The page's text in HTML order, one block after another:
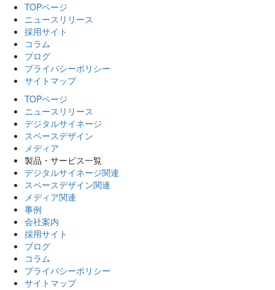
TOPページ
ニュースリリース
採用サイト
コラム
ブログ
プライバシーポリシー
サイトマップ
TOPページ
ニュースリリース
デジタルサイネージ
スペースデザイン
メディア
製品・サービス一覧
デジタルサイネージ関連
スペースデザイン関連
メディア関連
事例
会社案内
採用サイト
ブログ
コラム
プライバシーポリシー
サイトマップ